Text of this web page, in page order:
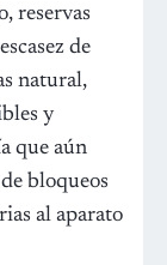
reservas
de
natural,
y
que aún
bloqueos
al aparato